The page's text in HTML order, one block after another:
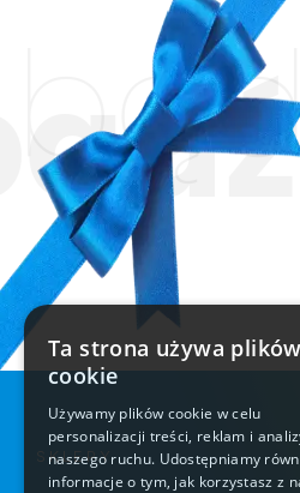
SKLEPY
Ta strona używa plików
cookie
Używamy plików cookie w celu
personalizacji treści, reklam i
naszego ruchu. Udostępniamy
informacje o tym, jak korzystasz z